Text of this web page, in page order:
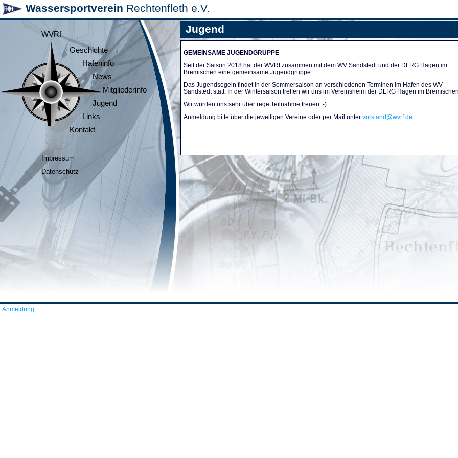
Wassersportverein Rechtenfleth e.V.
WVRf
Geschichte
Hafeninfo
News
Mitgliederinfo
Jugend
Links
Kontakt
Impressum
Datenschutz
Jugend
GEMEINSAME JUGENDGRUPPE
Seit der Saison 2018 hat der WVRf zusammen mit dem WV Sandstedt und der DLRG Hagen im
Bremischen eine gemeinsame Jugendgruppe.
Das Jugendsegeln findet in der Sommersaison an verschiedenen Terminen im Hafen des WV
Sandstedt statt. In der Wintersaison treffen wir uns im Vereinsheim der DLRG Hagen im
Wir würden uns sehr über rege Teilnahme freuen :-)
Anmeldung bitte über die jeweiligen Vereine oder per Mail unter vorstand@wvrf.de
Anmeldung